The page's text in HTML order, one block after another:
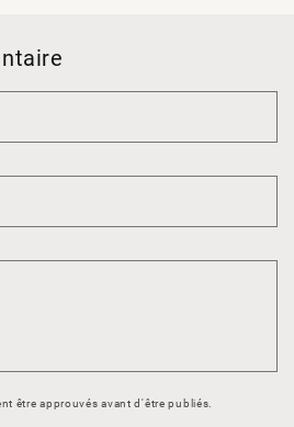
être approuvés avant d'être publiés.